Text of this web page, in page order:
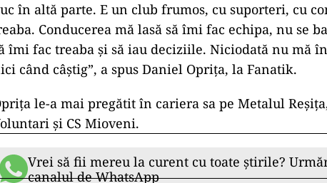
în altă parte. E un club frumos, cu suporteri, cu
Conducerea mă lasă să îmi fac echipa, nu se
îmi fac treaba și să iau deciziile. Niciodată nu mă
când câștig”, a spus Daniel Oprița, la Fanatik.
le-a mai pregătit în cariera sa pe Metalul
și CS Mioveni.
Vrei să fii mereu la curent cu toate știrile?
canalul de WhatsApp